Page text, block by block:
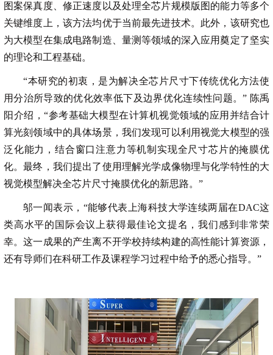
图案保真度、修正速度以及处理全芯片规模版图的能力等多个
关键维度上，该方法均优于当前最先进技术。此外，该研究也
为大模型在集成电路制造、量测等领域的深入应用奠定了坚实
的理论和工程基础。
“本研究的初衷，是为解决全芯片尺寸下传统优化方法使
用分治所导致的优化效率低下及边界优化连续性问题。” 陈禹
阳介绍，“参考基础大模型在计算机视觉领域的应用并结合计
算光刻领域中的具体场景，我们发现可以利用视觉大模型的强
泛化能力，结合窗口注意力等机制实现全尺寸芯片的掩膜优
化。最终，我们提出了使用理解光学成像物理与化学特性的大
视觉模型解决全芯片尺寸掩膜优化的新思路。”
邬一闻表示，“能够代表上海科技大学连续两届在DAC这
类高水平的国际会议上获得最佳论文提名，我们感到非常荣
幸。这一成果的产生离不开学校持续构建的高性能计算资源，
还有导师们在科研工作及课程学习过程中给予的悉心指导。”